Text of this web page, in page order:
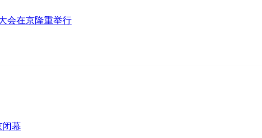
会在京隆重举行
闭幕